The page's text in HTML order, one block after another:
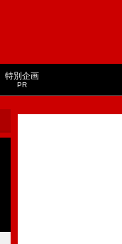
特別企画
PR